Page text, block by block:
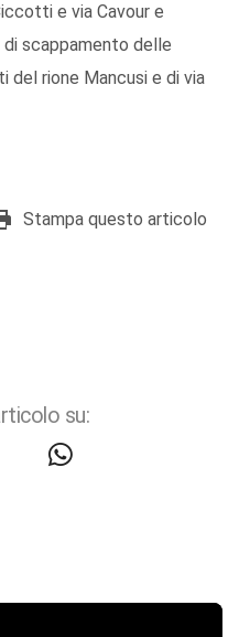
e via Cavour e
di scappamento delle
del rione Mancusi e di via
Stampa questo articolo
su: